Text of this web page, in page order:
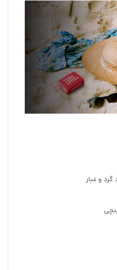
و غبار